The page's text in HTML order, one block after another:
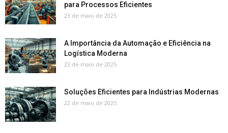
para Processos Eficientes
23 de maio de 2025
A Importância da Automação e Eficiência na
Logística Moderna
23 de maio de 2025
Soluções Eficientes para Indústrias Modernas
22 de maio de 2025